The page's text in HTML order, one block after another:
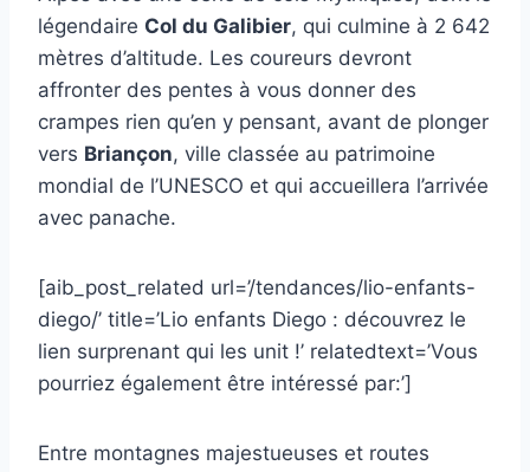
légendaire Col du Galibier, qui culmine à 2 642
mètres d’altitude. Les coureurs devront
affronter des pentes à vous donner des
crampes rien qu’en y pensant, avant de plonger
vers Briançon, ville classée au patrimoine
mondial de l’UNESCO et qui accueillera l’arrivée
avec panache.
[aib_post_related url=’/tendances/lio-enfants-
diego/’ title=’Lio enfants Diego : découvrez le
lien surprenant qui les unit !’ relatedtext=’Vous
pourriez également être intéressé par:’]
Entre montagnes majestueuses et routes